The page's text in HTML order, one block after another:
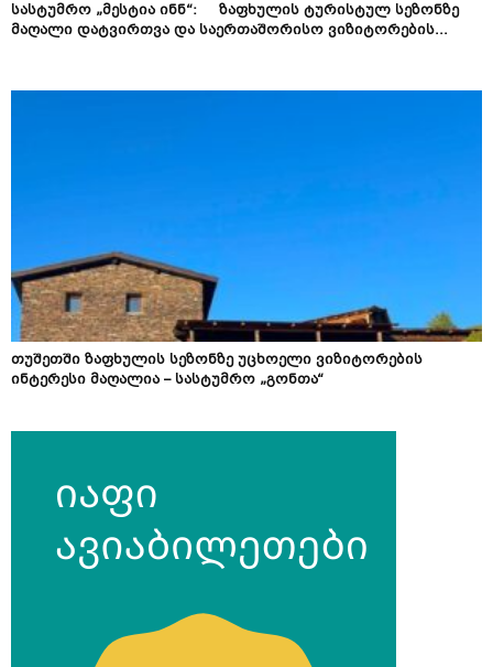
სასტუმრო „მესტია ინნ“: ზაფხულის ტურისტულ სეზონზე
მაღალი დატვირთვა და საერთაშორისო ვიზიტორების...
თუშეთში ზაფხულის სეზონზე უცხოელი ვიზიტორების
ინტერესი მაღალია – სასტუმრო „გონთა“